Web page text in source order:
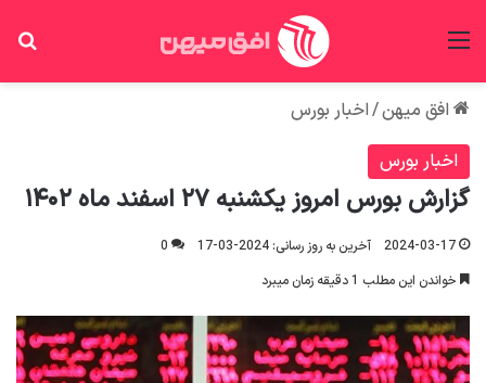
افق میهن/اخبار بورس
اخبار بورس
گزارش بورس امروز یکشنبه ۲۷ اسفند ماه ۱۴۰۲
2024-03-17 آخرین به روز رسانی: 2024-03-17
0
خواندن این مطلب 1 دقیقه زمان میبرد